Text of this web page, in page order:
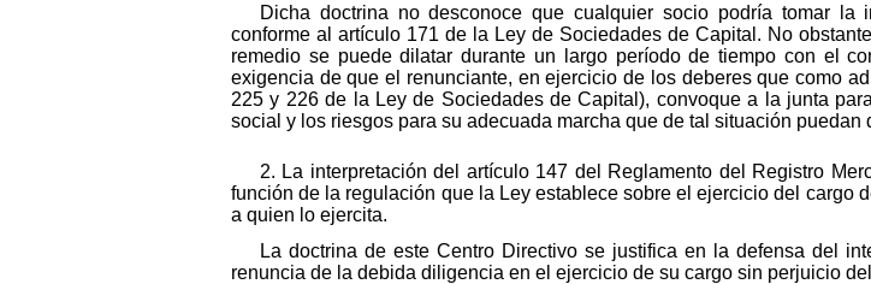
Dicha doctrina no desconoce que cualquier socio podría tomar
conforme al artículo 171 de la Ley de Sociedades de Capital. No
remedio se puede dilatar durante un largo período de tiempo con el
exigencia de que el renunciante, en ejercicio de los deberes que como
225 y 226 de la Ley de Sociedades de Capital), convoque a la junta
social y los riesgos para su adecuada marcha que de tal situación puedan
2. La interpretación del artículo 147 del Reglamento del Registro
función de la regulación que la Ley establece sobre el ejercicio del cargo
a quien lo ejercita.
La doctrina de este Centro Directivo se justifica en la defensa del
renuncia de la debida diligencia en el ejercicio de su cargo sin perjuicio